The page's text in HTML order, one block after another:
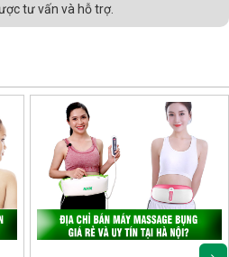
tư vấn và hỗ trợ.